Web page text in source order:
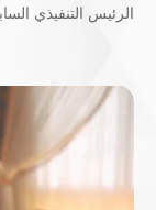
الرئيس التنفيذي